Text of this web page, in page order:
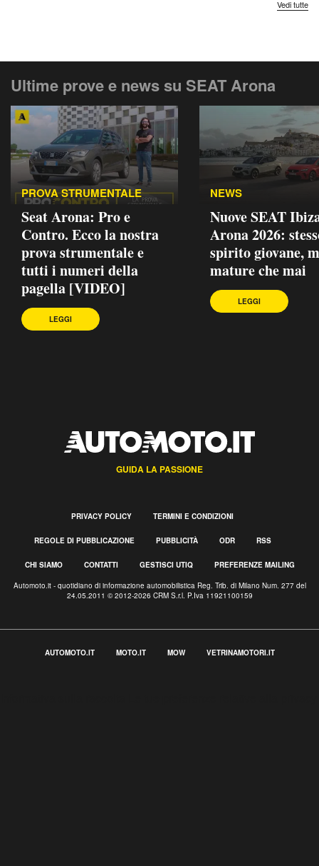
Vedi tutte
Ultime prove e news su SEAT Arona
PROVA STRUMENTALE
Seat Arona: Pro e
Contro. Ecco la nostra
prova strumentale e
tutti i numeri della
pagella [VIDEO]
LEGGI
NEWS
Nuove SEAT
Arona 2026:
spirito giovane,
mature che mai
LEGGI
GUIDA LA PASSIONE
PRIVACY POLICY TERMINI E CONDIZIONI
REGOLE DI PUBBLICAZIONE PUBBLICITÀ ODR RSS
CHI SIAMO CONTATTI GESTISCI UTIQ PREFERENZE MAILING
Automoto.it - quotidiano di informazione automobilistica Reg. Trib. di Milano Num. 277 del
24.05.2011 © 2012-2026 CRM S.r.l. P.Iva 11921100159
AUTOMOTO.IT MOTO.IT MOW VETRINAMOTORI.IT